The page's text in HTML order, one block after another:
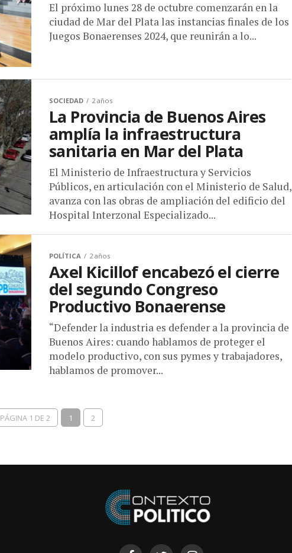
El próximo lunes 28 de octubre comenzarán en la
ciudad de Mar del Plata las instancias finales de los
Juegos Bonaerenses 2024, que reunirán a lo...
SOCIEDAD 2 años
La Provincia de Buenos Aires
amplía la infraestructura
sanitaria en Mar del Plata
El Ministerio de Infraestructura y Servicios
Públicos, en articulación con el Ministerio de Salud,
avanza con las obras de ampliación del edificio del
Hospital Interzonal Especializado...
POLÍTICA 2 años
Axel Kicillof encabezó el cierre
del segundo Congreso
Productivo Bonaerense
“Defender la industria es defender a la provincia de
Buenos Aires: cuando hablamos de proteger el
modelo productivo, con sus pymes y trabajadores,
hablamos de promover...
PÁGINA 1 DE 2 1 2